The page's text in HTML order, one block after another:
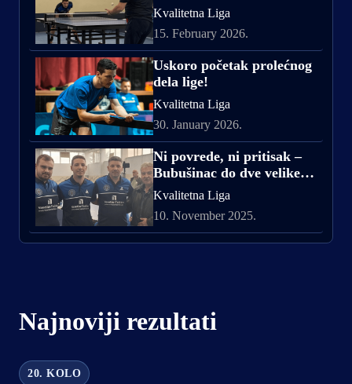
Kvalitetna Liga
15. February 2026.
Uskoro početak prolećnog
dela lige!
Kvalitetna Liga
30. January 2026.
Ni povrede, ni pritisak –
Bubušinac do dve velike
pobede!
Kvalitetna Liga
10. November 2025.
Najnoviji rezultati
20. KOLO